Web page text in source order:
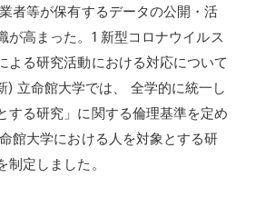
者等が保有するデータの公開・活
が高まった。1 新型コロナウイルス
よる研究活動における対応について
) 立命館大学では、 全学的に統一し
する研究」に関する倫理基準を定め
館大学における人を対象とする研
定しました。